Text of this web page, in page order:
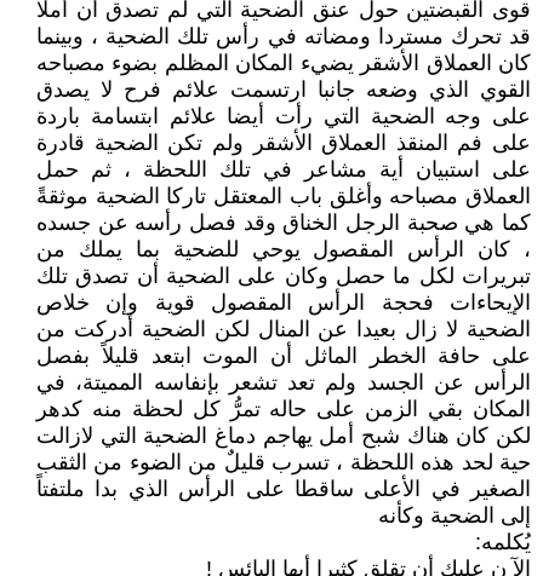
قوى القبضتين حول عنق الضحية التي لم تصدق أن أملا
قد تحرك مستردا ومضاته في رأس تلك الضحية ، وبينما
كان العملاق الأشقر يضيء المكان المظلم بضوء مصباحه
القوي الذي وضعه جانبا ارتسمت علائم فرح لا يصدق
على وجه الضحية التي رأت أيضا علائم ابتسامة باردة
على فم المنقذ العملاق الأشقر ولم تكن الضحية قادرة
على استبيان أية مشاعر في تلك اللحظة ، ثم حمل
العملاق مصباحه وأغلق باب المعتقل تاركا الضحية موثقةً
كما هي صحبة الرجل الخناق وقد فصل رأسه عن جسده
، كان الرأس المقصول يوحي للضحية بما يملك من
تبريرات لكل ما حصل وكان على الضحية أن تصدق تلك
الإيحاءات فحجة الرأس المقصول قوية وإن خلاص
الضحية لا زال بعيدا عن المنال لكن الضحية أدركت من
على حافة الخطر الماثل أن الموت ابتعد قليلاً بفصل
الرأس عن الجسد ولم تعد تشعر بإنفاسه المميتة، في
المكان بقي الزمن على حاله تمرُّ كل لحظة منه كدهر
لكن كان هناك شبح أمل يهاجم دماغ الضحية التي لازالت
حية لحد هذه اللحظة ، تسرب قليلٌ من الضوء من الثقب
الصغير في الأعلى ساقطا على الرأس الذي بدا ملتفتاً
إلى الضحية وكأنه
يُكلمه:
الآ ن عليك أن تقلق كثيرا أيها البائس !